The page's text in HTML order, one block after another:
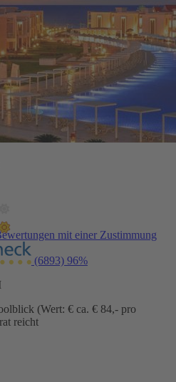
mit einer Zustimmung
(6893) 96%
(Wert: € ca. € 84,- pro
reicht